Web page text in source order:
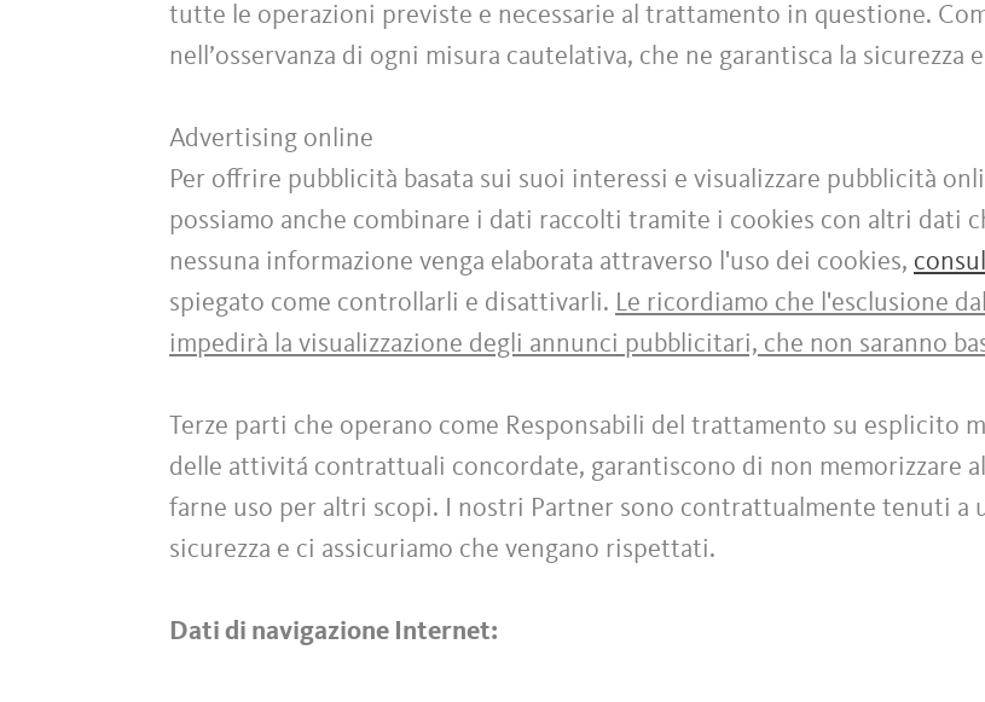
tutte le operazioni previste e necessarie al trattamento in questione.
nell’osservanza di ogni misura cautelativa, che ne garantisca la sicurezza
Advertising online
Per offrire pubblicità basata sui suoi interessi e visualizzare pubblicità
possiamo anche combinare i dati raccolti tramite i cookies con altri dati
nessuna informazione venga elaborata attraverso l'uso dei cookies,
spiegato come controllarli e disattivarli. Le ricordiamo che l'esclusione
impedirà la visualizzazione degli annunci pubblicitari, che non saranno
Terze parti che operano come Responsabili del trattamento su esplicito
delle attivitá contrattuali concordate, garantiscono di non memorizzare
farne uso per altri scopi. I nostri Partner sono contrattualmente tenuti a
sicurezza e ci assicuriamo che vengano rispettati.
Dati di navigazione Internet: